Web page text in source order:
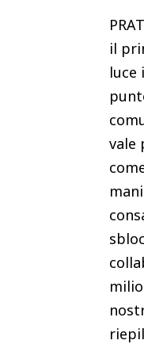
il
luce
vale